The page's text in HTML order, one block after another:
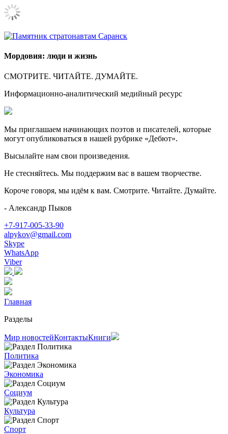
Мордовия: люди и жизнь
СМОТРИТЕ. ЧИТАЙТЕ. ДУМАЙТЕ.
Информационно-аналитический медийный ресурс
Мы приглашаем начинающих поэтов и писателей, которые
могут опубликоваться в нашей рубрике «Дебют».
Высылайте нам свои произведения.
Не стесняйтесь. Мы поддержим вас в вашем творчестве.
Короче говоря, мы идём к вам. Смотрите. Читайте. Думайте.
- Александр Пыков
+7-917-005-33-90
alpykov@gmail.com
Skype
WhatsApp
Viber
Главная
Разделы
Мир новостейКонтактыКниги
Политика
Экономика
Социум
Культура
Спорт